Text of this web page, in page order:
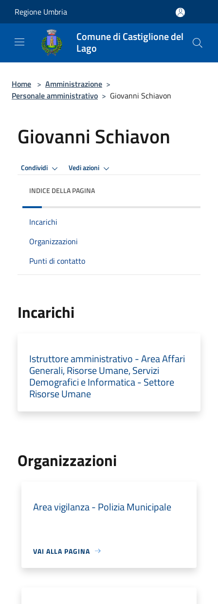
Regione Umbria
Comune di Castiglione del
Lago
Home > Amministrazione >
Personale amministrativo > Giovanni Schiavon
Giovanni Schiavon
Condividi Vedi azioni
INDICE DELLA PAGINA
Incarichi
Organizzazioni
Punti di contatto
Incarichi
Istruttore amministrativo - Area Affari
Generali, Risorse Umane, Servizi
Demografici e Informatica - Settore
Risorse Umane
Organizzazioni
Area vigilanza - Polizia Municipale
VAI ALLA PAGINA